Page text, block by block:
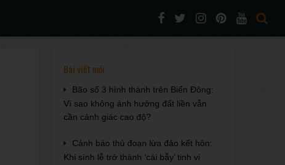
Bài viết mới
Bão số 3 hình thành trên Biển Đông:
Vì sao không ảnh hưởng đất liền vẫn
cần cảnh giác cao độ?
Cảnh báo thủ đoạn lừa đảo kết hôn:
Khi sính lễ trở thành ‘cái bẫy’ tinh vi